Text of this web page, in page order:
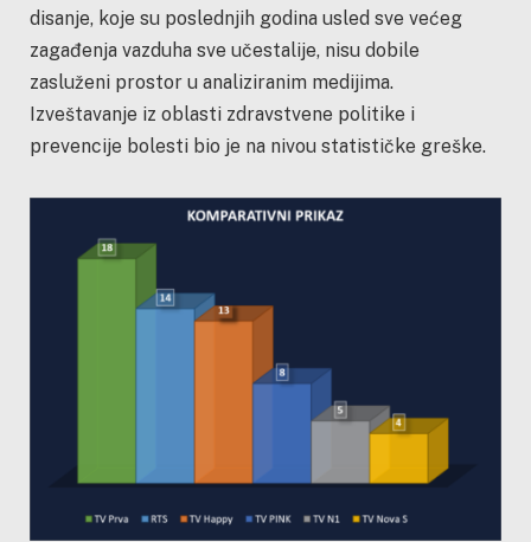
disanje, koje su poslednjih godina usled sve većeg
zagađenja vazduha sve učestalije, nisu dobile
zasluženi prostor u analiziranim medijima.
Izveštavanje iz oblasti zdravstvene politike i
prevencije bolesti bio je na nivou statističke greške.